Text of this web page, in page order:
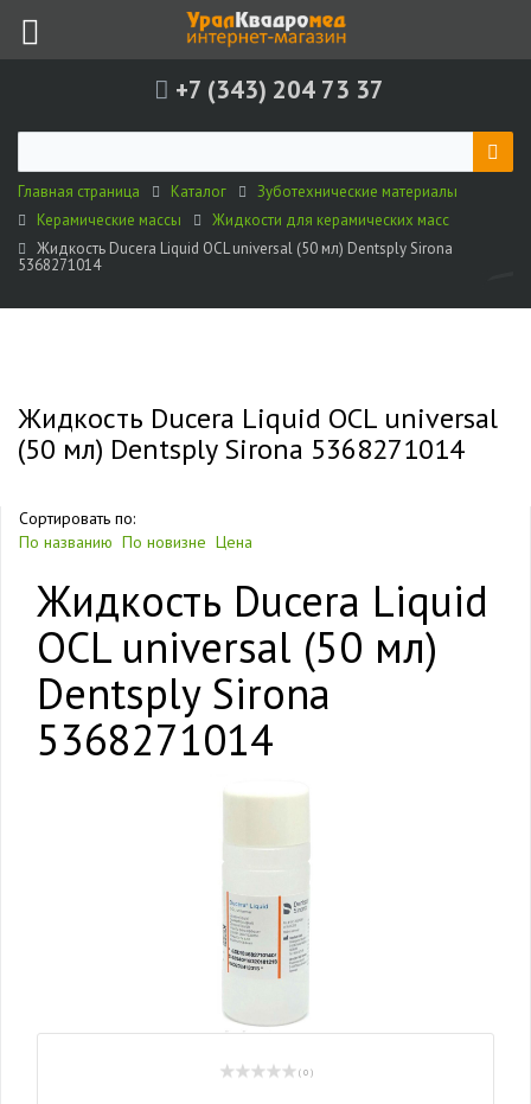
+7 (343) 204 73 37
Главная страница Каталог
Зуботехнические материалы
Керамические массы
Жидкости для керамических масс
Жидкость Ducera Liquid OCL universal (50 мл) Dentsply Sirona
5368271014
Жидкость Ducera Liquid OCL universal
(50 мл) Dentsply Sirona 5368271014
Сортировать по:
По названию По новизне Цена
Жидкость Ducera Liquid
OCL universal (50 мл)
Dentsply Sirona
5368271014
( 0 )